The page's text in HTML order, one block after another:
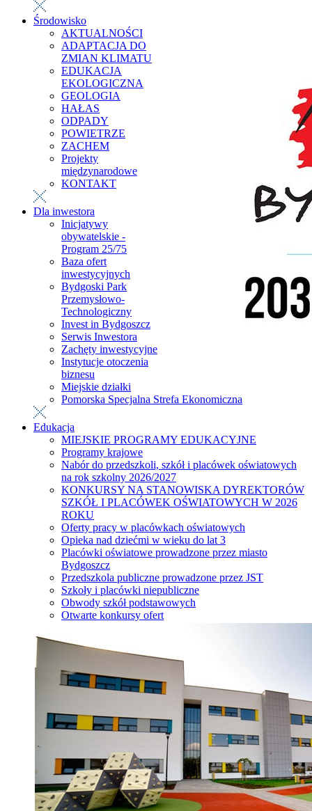
Środowisko
AKTUALNOŚCI
ADAPTACJA DO
ZMIAN KLIMATU
EDUKACJA
EKOLOGICZNA
GEOLOGIA
HAŁAS
ODPADY
POWIETRZE
ZACHEM
Projekty
międzynarodowe
KONTAKT
Dla inwestora
Inicjatywy
obywatelskie -
Program 25/75
Baza ofert
inwestycyjnych
Bydgoski Park
Przemysłowo-
Technologiczny
Invest in Bydgoszcz
Serwis Inwestora
Zachęty inwestycyjne
Instytucje otoczenia
biznesu
Miejskie działki
Pomorska Specjalna Strefa Ekonomiczna
Edukacja
MIEJSKIE PROGRAMY EDUKACYJNE
Programy krajowe
Nabór do przedszkoli, szkół i placówek oświatowych
na rok szkolny 2026/2027
KONKURSY NA STANOWISKA DYREKTORÓW
SZKÓŁ I PLACÓWEK OŚWIATOWYCH W 2026
ROKU
Oferty pracy w placówkach oświatowych
Opieka nad dziećmi w wieku do lat 3
Placówki oświatowe prowadzone przez miasto
Bydgoszcz
Przedszkola publiczne prowadzone przez JST
Szkoły i placówki niepubliczne
Obwody szkół podstawowych
Otwarte konkursy ofert